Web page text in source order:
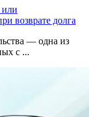
или
возврате долга
— одна из
с ...